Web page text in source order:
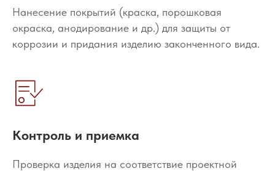
Нанесение покрытий (краска, порошковая
окраска, анодирование и др.) для защиты от
коррозии и придания изделию законченного вида.
Контроль и приемка
Проверка изделия на соответствие проектной